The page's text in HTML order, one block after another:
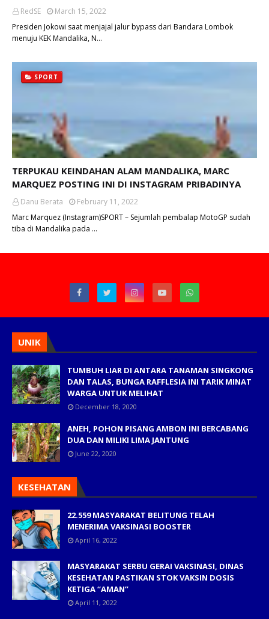
RedSE
March 15, 2022
Presiden Jokowi saat menjajal jalur bypass dari Bandara Lombok
menuju KEK Mandalika, N…
SPORT
TERPUKAU KEINDAHAN ALAM MANDALIKA, MARC
MARQUEZ POSTING INI DI INSTAGRAM PRIBADINYA
Danu Berata
February 11, 2022
Marc Marquez (Instagram)SPORT – Sejumlah pembalap MotoGP sudah
tiba di Mandalika pada …
UNIK
TUMBUH LIAR DI ANTARA TANAMAN SINGKONG
DAN TALAS, BUNGA RAFFLESIA INI TARIK MINAT
WARGA UNTUK MELIHAT
December 18, 2020
ANEH, POHON PISANG AMBON INI BERCABANG
DUA DAN MILIKI LIMA JANTUNG
June 22, 2020
KESEHATAN
22.559 MASYARAKAT BELITUNG TELAH
MENERIMA VAKSINASI BOOSTER
April 16, 2022
MASYARAKAT SERBU GERAI VAKSINASI, DINAS
KESEHATAN PASTIKAN STOK VAKSIN DOSIS
KETIGA “AMAN”
April 11, 2022